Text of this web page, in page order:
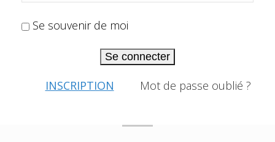
Se souvenir de moi
Se connecter
INSCRIPTION Mot de passe oublié ?